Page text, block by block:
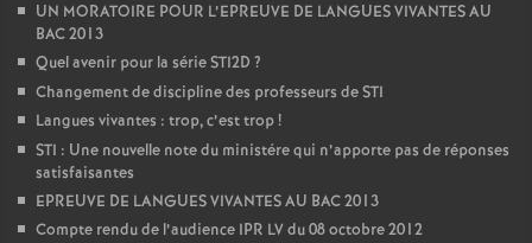
UN MORATOIRE POUR L’EPREUVE DE LANGUES VIVANTES AU
BAC 2013
Quel avenir pour la série STI2D ?
Changement de discipline des professeurs de STI
Langues vivantes : trop, c’est trop!
STI : Une nouvelle note du ministére qui n’apporte pas de réponses
satisfaisantes
EPREUVE DE LANGUES VIVANTES AU BAC 2013
Compte rendu de l’audience IPR LV du 08 octobre 2012